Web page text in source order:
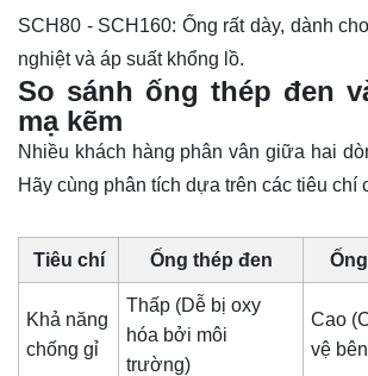
SCH80 - SCH160: Ống rất dày, dành
nghiệt và áp suất khổng lồ.
So sánh ống thép đen
mạ kẽm
Nhiều khách hàng phân vân giữa hai
Hãy cùng phân tích dựa trên các tiêu chí
Tiêu chí Ống thép đen
Khả năng
chống gỉ
Thấp (Dễ bị oxy
hóa bởi môi
trường)
Cao
vệ